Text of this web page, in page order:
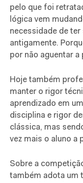
pelo que foi
lógica vem
necessidade de ter
antigamente.
por não aguentar
Hoje também
manter o rigor
aprendizado em
disciplina e rigor
clássica, mas
vez mais o aluno a
Sobre a
também adota um